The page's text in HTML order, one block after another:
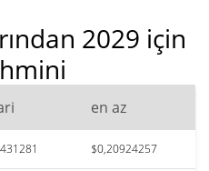
2029 için
en az
$0,20924257